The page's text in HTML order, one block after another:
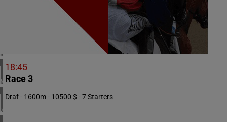
DENEMARKEN
1 meeting(s)
NOORWEGEN
1 meeting(s)
ZUID-AFRIKA
1 meeting(s)
18:45
Race 3
Draf - 1600m - 10500 $ - 7 Starters